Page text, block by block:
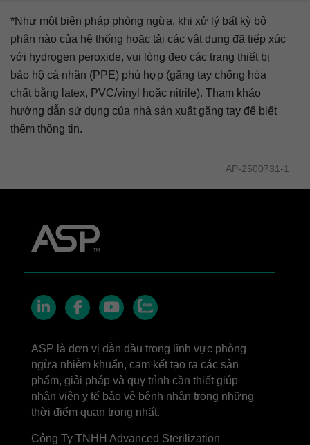
*Như một biện pháp phòng ngừa, khi xử lý bất kỳ bộ
phận nào của hệ thống hoặc tải các vật dụng đã tiếp xúc
với hydrogen peroxide, vui lòng đeo các trang thiết bị
bảo hộ cá nhân (PPE) phù hợp (găng tay chống hóa
chất bằng latex, PVC/vinyl hoặc nitrile). Tham khảo
hướng dẫn sử dụng của nhà sản xuất găng tay để biết
thêm thông tin.
AP-2500731-1
Zalo
ASP là đơn vị dẫn đầu trong lĩnh vực phòng
ngừa nhiễm khuẩn, cam kết tạo ra các sản
phẩm, giải pháp và quy trình cần thiết giúp
nhân viên y tế bảo vệ bệnh nhân trong những
thời điểm quan trọng nhất.
Công Ty TNHH Advanced Sterilization